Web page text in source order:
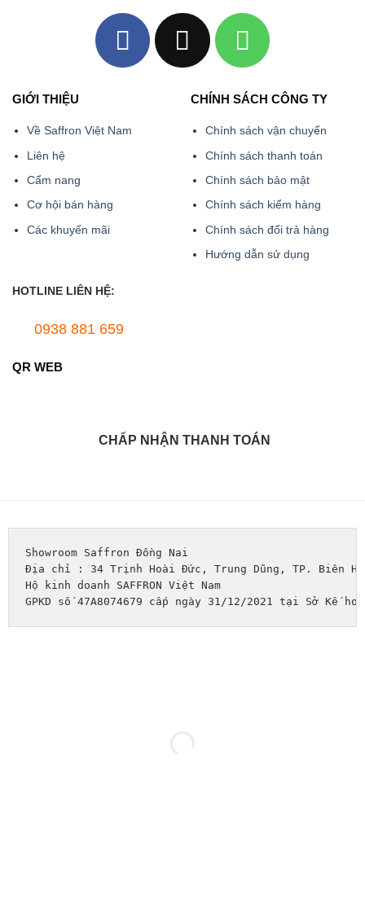
GIỚI THIỆU
Về Saffron Việt Nam
Liên hệ
Cẩm nang
Cơ hội bán hàng
Các khuyến mãi
CHÍNH SÁCH CÔNG TY
Chính sách vận chuyển
Chính sách thanh toán
Chính sách bảo mật
Chính sách kiểm hàng
Chính sách đổi trả hàng
Hướng dẫn sử dụng
HOTLINE LIÊN HỆ:
0938 881 659
QR WEB
CHẤP NHẬN THANH TOÁN
Showroom Saffron Đồng Nai
Địa chỉ : 34 Trịnh Hoài Đức, Trung Dũng, TP. Biên
Hộ kinh doanh SAFFRON Việt Nam
GPKD số 47A8074679 cấp ngày 31/12/2021 tại Sở Kế